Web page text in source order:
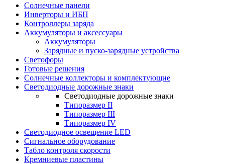
Солнечные панели
Инверторы и ИБП
Контроллеры заряда
Аккумуляторы и аксессуары
Аккумуляторы
Зарядные и пуско-зарядные устройства
Светофоры
Готовые решения
Солнечные коллекторы и комплектующие
Светодиодные дорожные знаки
Светодиодные дорожные знаки
Типоразмер II
Типоразмер III
Типоразмер IV
Светодиодное освещение LED
Сигнальное оборудование
Табло контроля скорости
Кремниевые пластины